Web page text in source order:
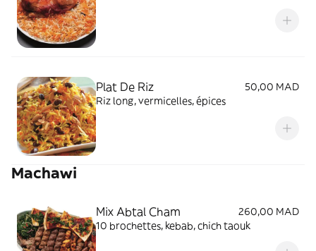
Plat De Riz
50,00 MAD
Riz long, vermicelles, épices
Machawi
Mix Abtal Cham
260,00 MAD
10 brochettes, kebab, chich taouk